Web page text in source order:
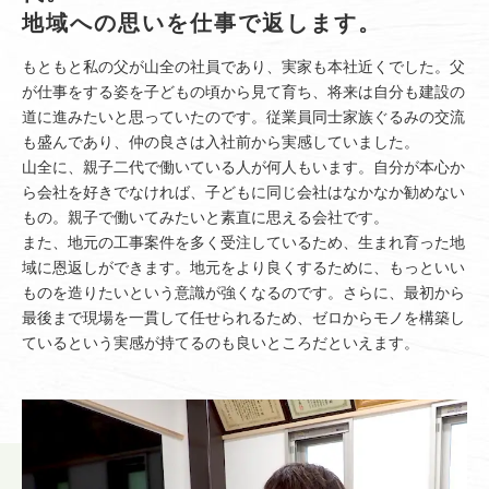
地域への思いを仕事で返します。
もともと私の父が山全の社員であり、実家も本社近くでした。父
が仕事をする姿を子どもの頃から見て育ち、将来は自分も建設の
道に進みたいと思っていたのです。従業員同士家族ぐるみの交流
も盛んであり、仲の良さは入社前から実感していました。
山全に、親子二代で働いている人が何人もいます。自分が本心か
ら会社を好きでなければ、子どもに同じ会社はなかなか勧めない
もの。親子で働いてみたいと素直に思える会社です。
また、地元の工事案件を多く受注しているため、生まれ育った地
域に恩返しができます。地元をより良くするために、もっといい
ものを造りたいという意識が強くなるのです。さらに、最初から
最後まで現場を一貫して任せられるため、ゼロからモノを構築し
ているという実感が持てるのも良いところだといえます。